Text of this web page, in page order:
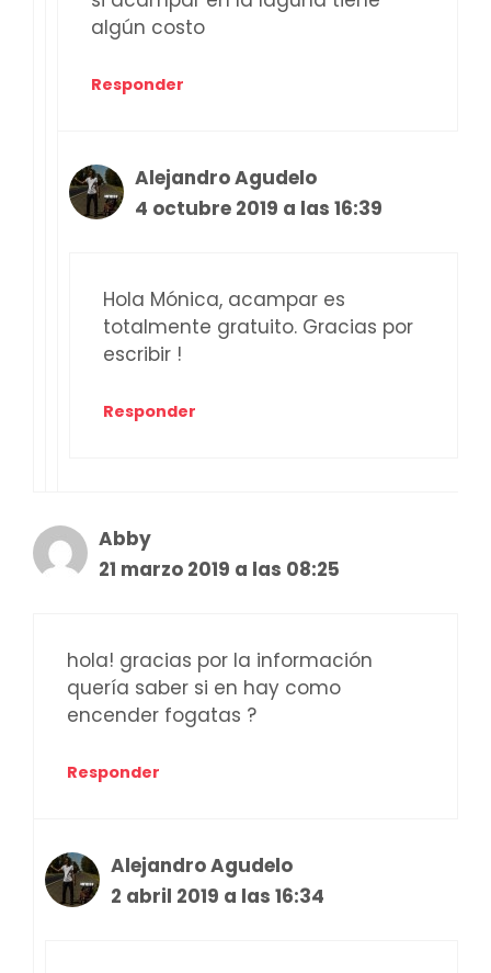
algún costo
Responder
Alejandro Agudelo
4 octubre 2019 a las 16:39
Hola Mónica, acampar es
totalmente gratuito. Gracias por
escribir !
Responder
Abby
21 marzo 2019 a las 08:25
hola! gracias por la información
quería saber si en hay como
encender fogatas ?
Responder
Alejandro Agudelo
2 abril 2019 a las 16:34